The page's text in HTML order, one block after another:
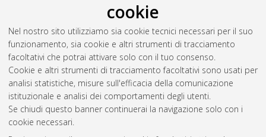
cookie
Nel nostro sito utilizziamo sia cookie tecnici necessari per il suo
funzionamento, sia cookie e altri strumenti di tracciamento
facoltativi che potrai attivare solo con il tuo consenso.
Cookie e altri strumenti di tracciamento facoltativi sono usati per
analisi statistiche, misure sull'efficacia della comunicazione
istituzionale e analisi dei comportamenti degli utenti.
Se chiudi questo banner continuerai la navigazione solo con i
cookie necessari.
(2011)La traduction des textes de
théatre. Analyse comparée des réalités contemporaines
française et italienne, [Dissertation thesis], Alma Mater
Studiorum Università di Bologna. Dottorato di ricerca in
Lingue, culture e comunicazione interculturale, 22 Ciclo.
Questa lista e' stata generata ilFri Aug 7 20:38:00 2026 CEST
Atom